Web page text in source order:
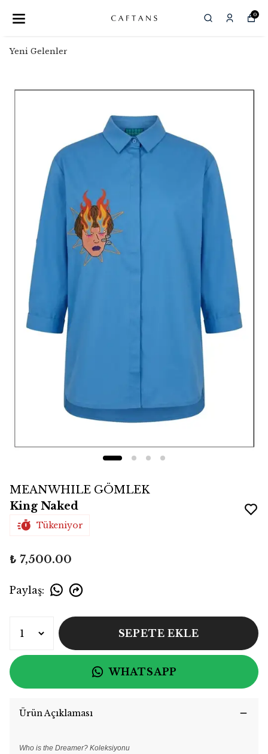
0
Yeni Gelenler
MEANWHILE GÖMLEK
King Naked
Tükeniyor
₺ 7,500.00
Paylaş:
SEPETE EKLE
WHATSAPP
Ürün Açıklaması
Who is the Dreamer? Koleksiyonu